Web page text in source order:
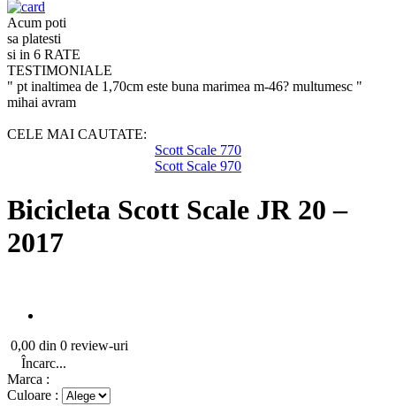
Acum poti
sa platesti
si in 6 RATE
TESTIMONIALE
" pt inaltimea de 1,70cm este buna marimea m-46? multumesc "
mihai avram
CELE MAI CAUTATE:
Scott Scale 770
Scott Scale 970
Bicicleta Scott Scale JR 20 –
2017
0,00 din 0 review-uri
Încarc...
Marca :
Culoare :